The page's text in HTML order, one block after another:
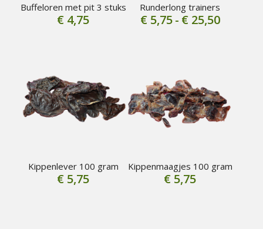
Buffeloren met pit 3 stuks
€ 4,75
Runderlong trainers
€5,75- €25,50
Kippenlever 100 gram
€ 5,75
Kippenmaagjes 100 gram
€ 5,75